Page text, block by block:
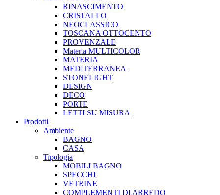
RINASCIMENTO
CRISTALLO
NEOCLASSICO
TOSCANA OTTOCENTO
PROVENZALE
Materia MULTICOLOR
MATERIA
MEDITERRANEA
STONELIGHT
DESIGN
DECO
PORTE
LETTI SU MISURA
Prodotti
Ambiente
BAGNO
CASA
Tipologia
MOBILI BAGNO
SPECCHI
VETRINE
COMPLEMENTI DI ARREDO